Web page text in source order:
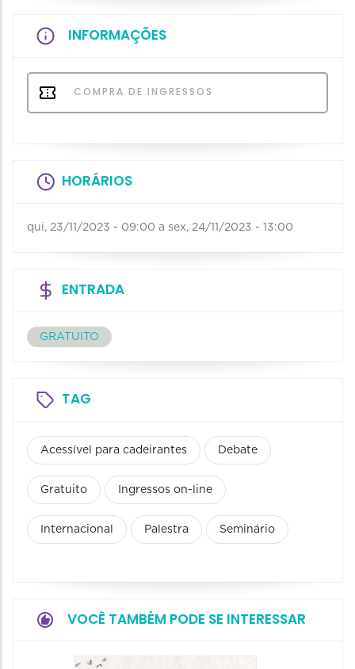
INFORMAÇÕES
COMPRA DE INGRESSOS
HORÁRIOS
qui, 23/11/2023 - 09:00 a sex, 24/11/2023 - 13:00
ENTRADA
GRATUITO
TAG
Acessível para cadeirantes Debate
Gratuito Ingressos on-line
Internacional Palestra Seminário
VOCÊ TAMBÉM PODE SE INTERESSAR